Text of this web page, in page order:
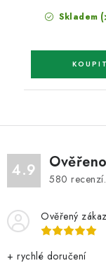
Skladem
4.9 580 recenzí.
Ověřený
+ rychlé doručení